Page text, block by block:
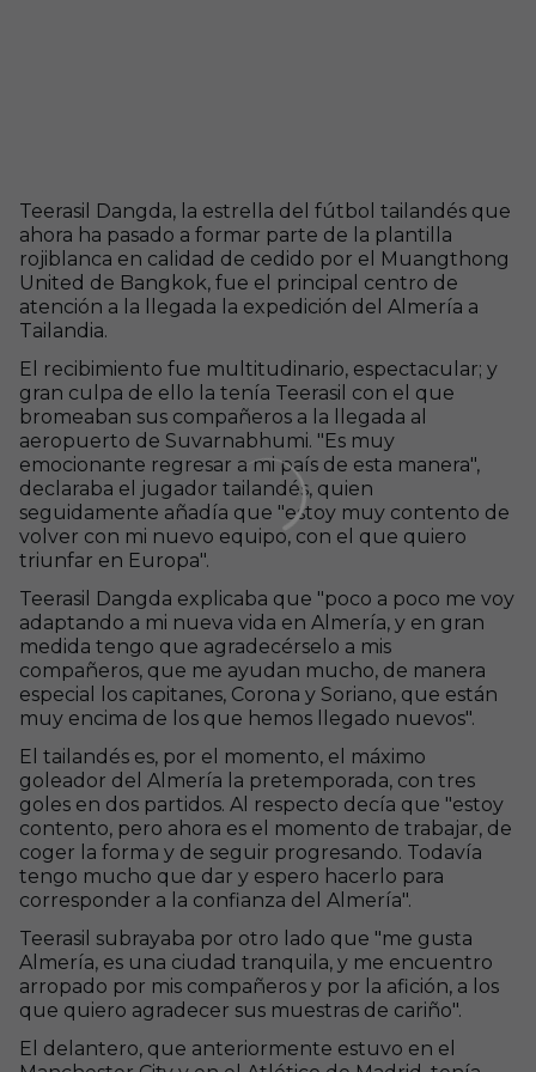
Teerasil Dangda, la estrella del fútbol tailandés que
ahora ha pasado a formar parte de la plantilla
rojiblanca en calidad de cedido por el Muangthong
United de Bangkok, fue el principal centro de
atención a la llegada la expedición del Almería a
Tailandia.
El recibimiento fue multitudinario, espectacular; y
gran culpa de ello la tenía Teerasil con el que
bromeaban sus compañeros a la llegada al
aeropuerto de Suvarnabhumi. "Es muy
emocionante regresar a mi país de esta manera",
declaraba el jugador tailandés, quien
seguidamente añadía que "estoy muy contento de
volver con mi nuevo equipo, con el que quiero
triunfar en Europa".
Teerasil Dangda explicaba que "poco a poco me voy
adaptando a mi nueva vida en Almería, y en gran
medida tengo que agradecérselo a mis
compañeros, que me ayudan mucho, de manera
especial los capitanes, Corona y Soriano, que están
muy encima de los que hemos llegado nuevos".
El tailandés es, por el momento, el máximo
goleador del Almería la pretemporada, con tres
goles en dos partidos. Al respecto decía que "estoy
contento, pero ahora es el momento de trabajar, de
coger la forma y de seguir progresando. Todavía
tengo mucho que dar y espero hacerlo para
corresponder a la confianza del Almería".
Teerasil subrayaba por otro lado que "me gusta
Almería, es una ciudad tranquila, y me encuentro
arropado por mis compañeros y por la afición, a los
que quiero agradecer sus muestras de cariño".
El delantero, que anteriormente estuvo en el